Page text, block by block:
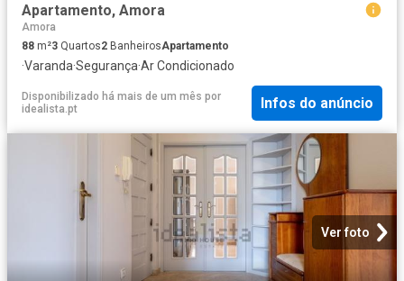
Apartamento, Amora
Amora
88 m²3 Quartos2 BanheirosApartamento
·Varanda·Segurança·Ar Condicionado
Disponibilizado há mais de um mês por
idealista.pt
Infos do anúncio
Ver foto